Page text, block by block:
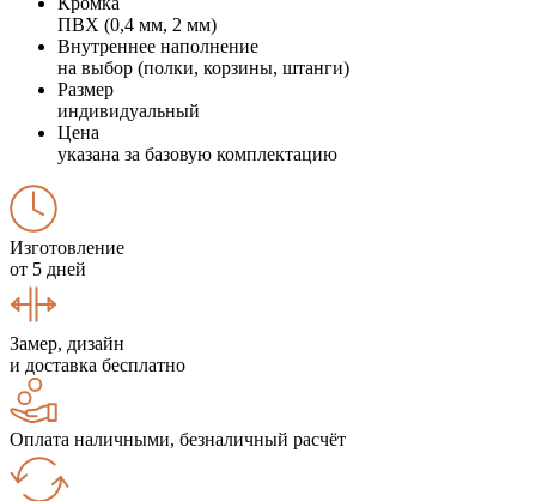
ПВХ (0,4 мм, 2 мм)
Внутреннее наполнение
на выбор (полки, корзины, штанги)
Размер
индивидуальный
Цена
указана за базовую комплектацию
Изготовление
от 5 дней
Замер, дизайн
и доставка бесплатно
Оплата наличными, безналичный расчёт